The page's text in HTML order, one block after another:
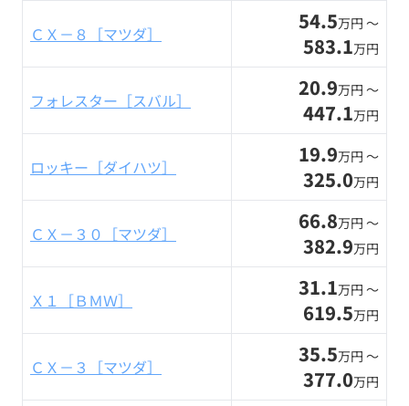
ＣＸ－８［マツダ］ 54.5万円 〜
583.1万円
フォレスター［スバル］ 20.9万円 〜
447.1万円
ロッキー［ダイハツ］ 19.9万円 〜
325.0万円
ＣＸ－３０［マツダ］ 66.8万円 〜
382.9万円
Ｘ１［ＢＭＷ］ 31.1万円 〜
619.5万円
ＣＸ－３［マツダ］ 35.5万円 〜
377.0万円